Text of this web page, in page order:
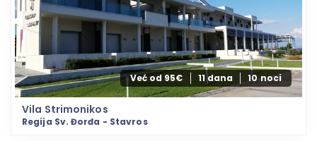
Već od 95€ 11 dana 10 noci
Vila Strimonikos
Regija Sv. Đorđa - Stavros